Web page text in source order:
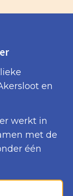
en
werkt in
met de
één